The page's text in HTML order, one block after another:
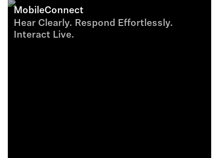
MobileConnect
Hear Clearly. Respond Effortlessly.
Interact Live.